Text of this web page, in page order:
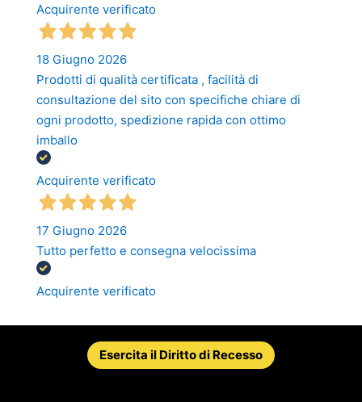
Acquirente verificato
18 Giugno 2026
Prodotti di qualità certificata , facilità di
consultazione del sito con specifiche chiare di
ogni prodotto, spedizione rapida con ottimo
imballo
Acquirente verificato
17 Giugno 2026
Tutto perfetto e consegna velocissima
Acquirente verificato
Esercita il Diritto di Recesso